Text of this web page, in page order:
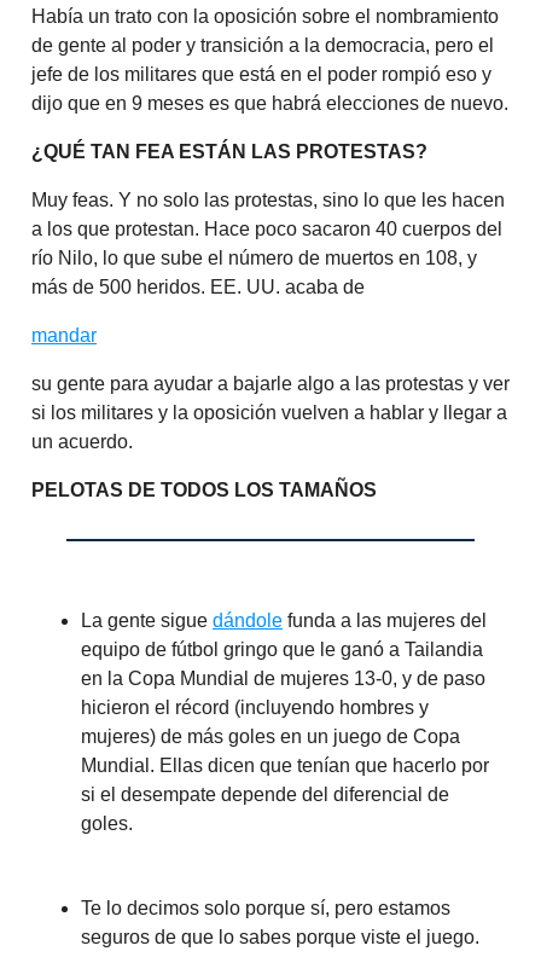
Había un trato con la oposición sobre el nombramiento
de gente al poder y transición a la democracia, pero el
jefe de los militares que está en el poder rompió eso y
dijo que en 9 meses es que habrá elecciones de nuevo.
¿QUÉ TAN FEA ESTÁN LAS PROTESTAS?
Muy feas. Y no solo las protestas, sino lo que les hacen
a los que protestan. Hace poco sacaron 40 cuerpos del
río Nilo, lo que sube el número de muertos en 108, y
más de 500 heridos. EE. UU. acaba de
mandar
su gente para ayudar a bajarle algo a las protestas y ver
si los militares y la oposición vuelven a hablar y llegar a
un acuerdo.
PELOTAS DE TODOS LOS TAMAÑOS
La gente sigue dándole funda a las mujeres del
equipo de fútbol gringo que le ganó a Tailandia
en la Copa Mundial de mujeres 13-0, y de paso
hicieron el récord (incluyendo hombres y
mujeres) de más goles en un juego de Copa
Mundial. Ellas dicen que tenían que hacerlo por
si el desempate depende del diferencial de
goles.
Te lo decimos solo porque sí, pero estamos
seguros de que lo sabes porque viste el juego.